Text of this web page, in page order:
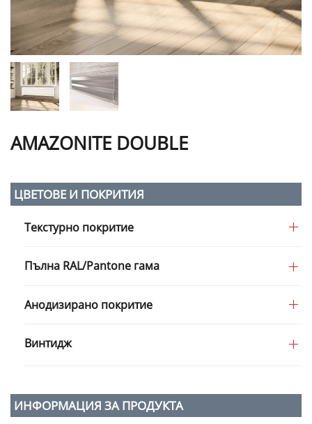
AMAZONITE DOUBLE
ЦВЕТОВЕ И ПОКРИТИЯ
Текстурно покритие
Пълна RAL/Pantone гама
Анодизирано покритие
Винтидж
ИНФОРМАЦИЯ ЗА ПРОДУКТА